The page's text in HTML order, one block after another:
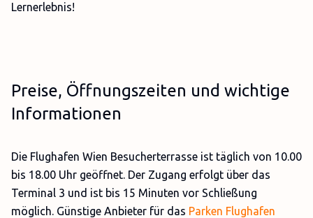
Lernerlebnis!
Preise, Öffnungszeiten und wichtige
Informationen
Die Flughafen Wien Besucherterrasse ist täglich von 10.00
bis 18.00 Uhr geöffnet. Der Zugang erfolgt über das
Terminal 3 und ist bis 15 Minuten vor Schließung
möglich. Günstige Anbieter für das Parken Flughafen